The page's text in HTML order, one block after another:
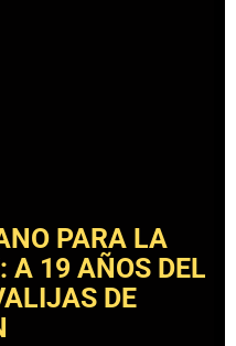
PARA LA
A 19 AÑOS DEL
DE